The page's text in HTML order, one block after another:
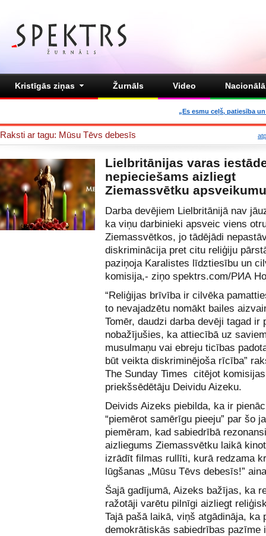
Kristīgās ziņas Žurnāls Video
„Es esmu ceļš, patiesība
Raksti ar tagu: Mūsu Tēvs debesīs
Lielbritānijas varas
nepieciešams aizliegt
Ziemassvētku
Darba devējiem Lielbritānijā nav
ka viņu darbinieki apsveic viens
Ziemassvētkos, jo tādējādi
diskriminācija pret citu reliģiju
paziņoja Karalistes līdztiesību un
komisija,- ziņo spektrs.com/РИА
“Reliģijas brīvība ir cilvēka
to nevajadzētu nomākt bailes
Tomēr, daudzi darba devēji tagad ir
nobažījušies, ka attiecībā uz
musulmaņu vai ebreju ticības
būt veikta diskriminējoša rīcība”
The Sunday Times citējot komisijas
priekšsēdētāju Deividu Aizeku.
Deivids Aizeks piebilda, ka ir
“piemērot samērīgu pieeju” par šo
piemēram, kad sabiedrībā
aizliegums Ziemassvētku laikā
izrādīt filmas rullīti, kurā redzama
lūgšanas „Mūsu Tēvs debesīs!”
Šajā gadījumā, Aizeks bažījas, ka
ražotāji varētu pilnīgi aizliegt
Tajā pašā laikā, viņš atgādināja, ka
demokrātiskās sabiedrības pazīme